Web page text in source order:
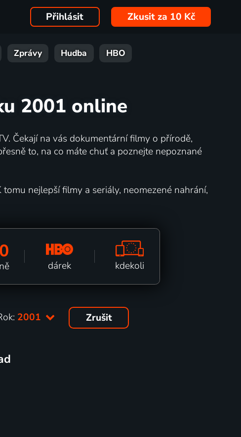
Přihlásit Zkusit za 10 Kč
Zprávy Hudba HBO
2001 online
Čekají na vás dokumentární filmy o přírodě,
to, na co máte chuť a poznejte nepoznané
nejlepší filmy a seriály, neomezené nahrání,
dárek kdekoli
2001 Zrušit